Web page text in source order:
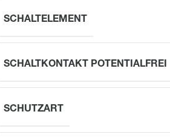
SCHALTELEMENT
SCHALTKONTAKT POTENTIALFREI
SCHUTZART